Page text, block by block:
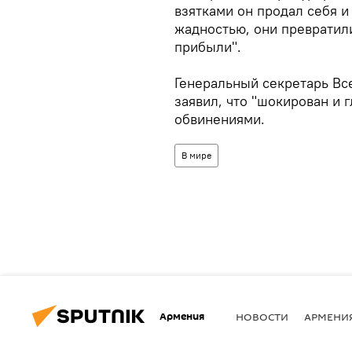
взятками он продал себя
жадностью, они
прибыли".
Генеральный секретарь
заявил, что "шокирован и
обвинениями.
В мире
Армения НОВОСТИ